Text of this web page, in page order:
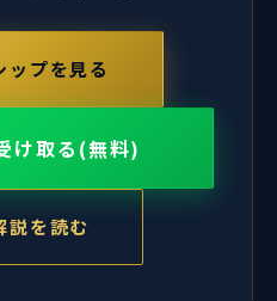
ップを見る
け取る(無料)
説を読む